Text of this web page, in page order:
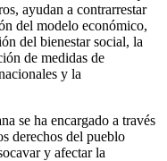
ayudan a contrarrestar
del modelo económico,
del bienestar social, la
de medidas de
y la
se ha encargado a través
derechos del pueblo
y afectar la